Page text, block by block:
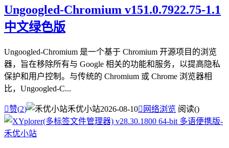
Ungoogled-Chromium v151.0.7922.75-1.1
中文绿色版
Ungoogled-Chromium 是一个基于 Chromium 开源项目的浏览
器，旨在移除所有与 Google 相关的功能和服务，以提高隐私
保护和用户控制。与传统的 Chromium 或 Chrome 浏览器相
比，Ungoogled-C...
赞(2) 禾优小站2026-08-10 网络浏览 阅读()